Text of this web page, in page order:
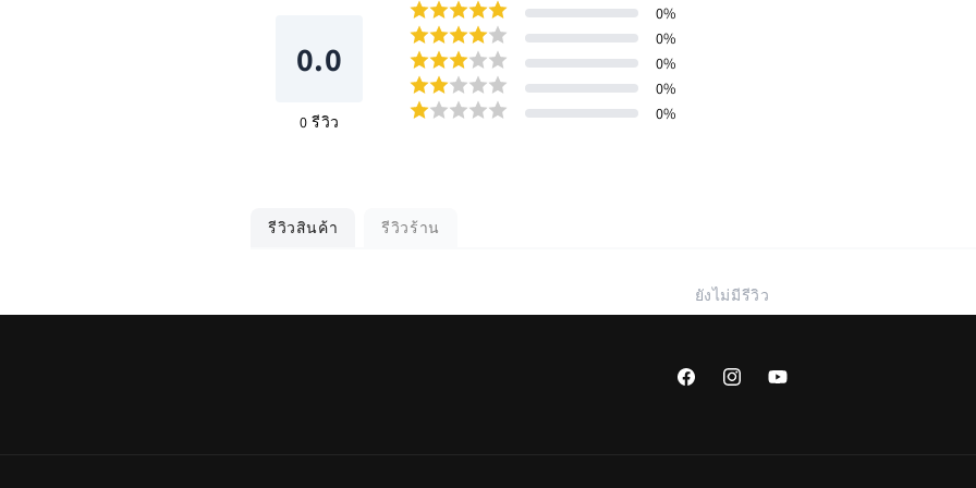
0.0
0 รีวิว
0%
0%
0%
0%
0%
รีวิวสินค้า รีวิวร้าน
ยังไม่มีรีวิว
FacebookInstagramYouTube